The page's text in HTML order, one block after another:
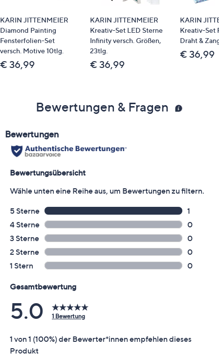
KARIN JITTENMEIER
Diamond Painting
Fensterfolien-Set
versch. Motive 10tlg.
€ 36,99
KARIN JITTENMEIER
Kreativ-Set LED Sterne
Infinity versch. Größen,
23tlg.
€ 36,99
KARIN
Kreativ-Set
Draht &
€ 36,99
Bewertungen & Fragen